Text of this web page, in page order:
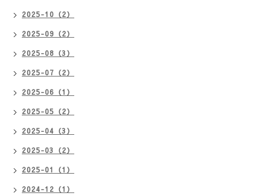
2025-10（2）
2025-09（2）
2025-08（3）
2025-07（2）
2025-06（1）
2025-05（2）
2025-04（3）
2025-03（2）
2025-01（1）
2024-12（1）